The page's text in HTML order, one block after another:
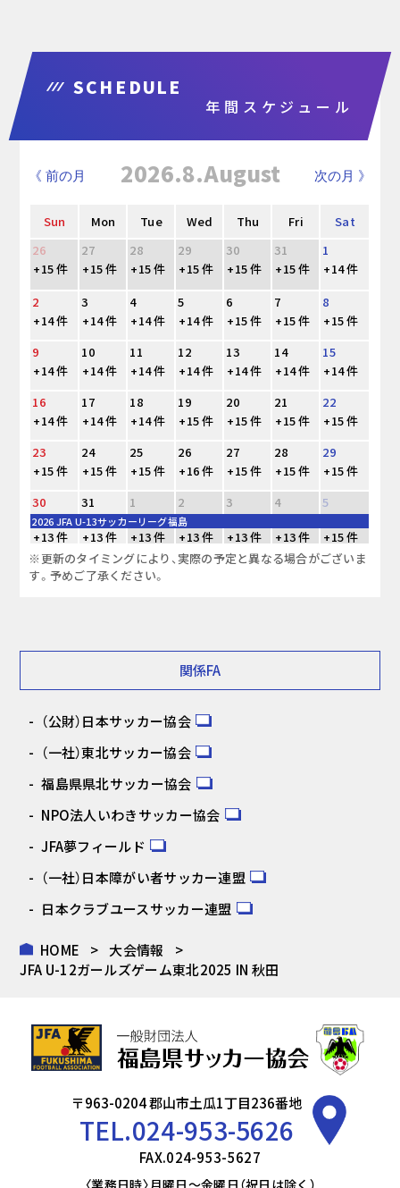
SCHEDULE
年間スケジュール
《 前の月 次の月 》
2026.8.August
Sun Mon Tue Wed Thu Fri
Sat
26
27 28 29 30 31
1
+15 件
+15 件 +15 件 +15 件 +15 件 +15 件
+14 件
2
3 4 5 6 7
8
+14 件
+14 件 +14 件 +14 件 +15 件 +15 件
+15 件
9
10 11 12 13 14
15
+14 件
+14 件 +14 件 +14 件 +14 件 +14 件
+14 件
16
17 18 19 20 21
22
+14 件
+14 件 +14 件 +15 件 +15 件 +15 件
+15 件
23
24 25 26 27 28
29
+15 件
+15 件 +15 件 +16 件 +15 件 +15 件
+15 件
30
31 1 2 3 4 5
2026 JFA U-13サッカーリーグ福島
+13 件 +13 件 +13 件 +13 件 +13 件 +13 件
+15 件
※更新のタイミングにより、実際の予定と異なる場合がございま
す。予めご了承ください。
関係FA
（公財）日本サッカー協会
（一社）東北サッカー協会
福島県県北サッカー協会
NPO法人いわきサッカー協会
JFA夢フィールド
（一社）日本障がい者サッカー連盟
日本クラブユースサッカー連盟
HOME
大会情報
JFA U-12ガールズゲーム東北2025 IN 秋田
〒963-0204 郡山市土瓜1丁目236番地
TEL.024-953-5626
FAX.024-953-5627
〈業務日時〉月曜日～金曜日（祝日は除く）